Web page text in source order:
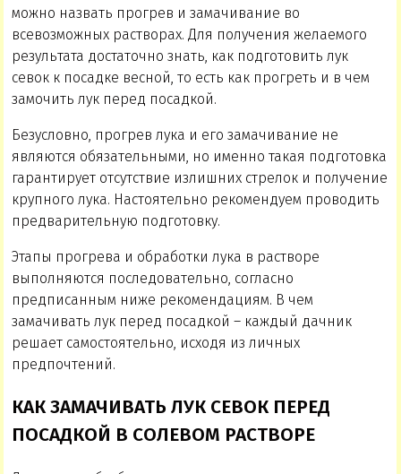
можно назвать прогрев и замачивание во
всевозможных растворах. Для получения желаемого
результата достаточно знать, как подготовить лук
севок к посадке весной, то есть как прогреть и в чем
замочить лук перед посадкой.
Безусловно, прогрев лука и его замачивание не
являются обязательными, но именно такая подготовка
гарантирует отсутствие излишних стрелок и получение
крупного лука. Настоятельно рекомендуем проводить
предварительную подготовку.
Этапы прогрева и обработки лука в растворе
выполняются последовательно, согласно
предписанным ниже рекомендациям. В чем
замачивать лук перед посадкой – каждый дачник
решает самостоятельно, исходя из личных
предпочтений.
КАК ЗАМАЧИВАТЬ ЛУК СЕВОК ПЕРЕД
ПОСАДКОЙ В СОЛЕВОМ РАСТВОРЕ